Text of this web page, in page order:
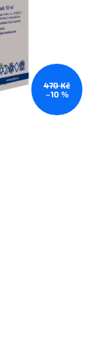
470 Kč
–10 %